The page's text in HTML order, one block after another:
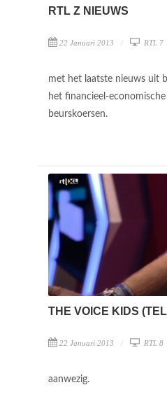
RTL Z NIEUWS
22 Januari 2013 RTL 7
met het laatste nieuws uit
het financieel-
beurskoersen.
THE VOICE KIDS
22 Januari 2013 RTL 8
aanwezig.